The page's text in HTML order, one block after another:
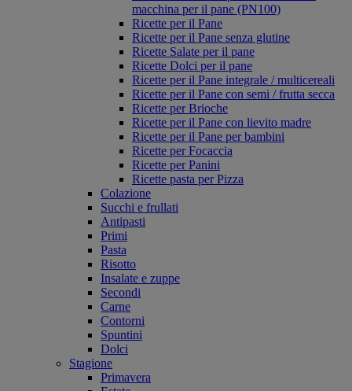
macchina per il pane (PN100)
Ricette per il Pane
Ricette per il Pane senza glutine
Ricette Salate per il pane
Ricette Dolci per il pane
Ricette per il Pane integrale / multicereali
Ricette per il Pane con semi / frutta secca
Ricette per Brioche
Ricette per il Pane con lievito madre
Ricette per il Pane per bambini
Ricette per Focaccia
Ricette per Panini
Ricette pasta per Pizza
Colazione
Succhi e frullati
Antipasti
Primi
Pasta
Risotto
Insalate e zuppe
Secondi
Carne
Contorni
Spuntini
Dolci
Stagione
Primavera